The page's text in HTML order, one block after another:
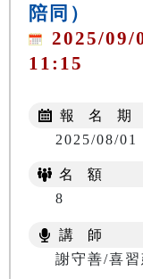
陪同）
2025/09/
11:15
報 名 期
2025/08/01
名 額
8
講 師
謝守善/喜